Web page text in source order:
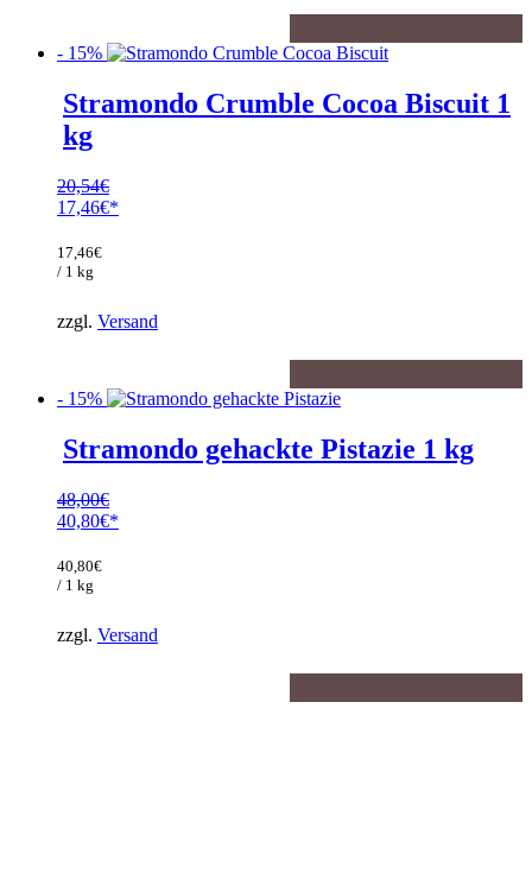
- 15%
Stramondo Crumble Cocoa Biscuit 1
kg
20,54€
Ursprünglicher
war:
20,54€
17,46€
Preis
ist:
17,46€
/ 1 kg
zzgl. Versand
- 15%
Stramondo gehackte Pistazie 1 kg
48,00€
Ursprünglicher
war:
48,00€
40,80€
Preis
ist:
40,80€
/ 1 kg
zzgl. Versand